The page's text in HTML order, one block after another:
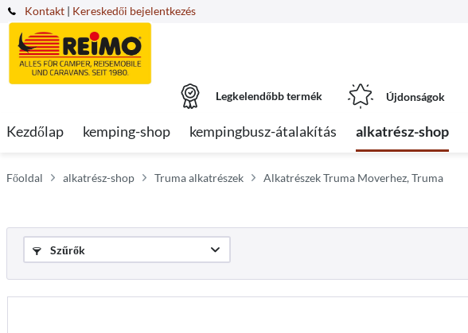
Kontakt | Kereskedői bejelentkezés
Legkelendőbb termék Újdonságok
Kezdőlap kemping-shop kempingbusz-átalakítás alkatrész-shop
Főoldal alkatrész-shop Truma alkatrészek Alkatrészek Truma Moverhez, Truma
Szűrők